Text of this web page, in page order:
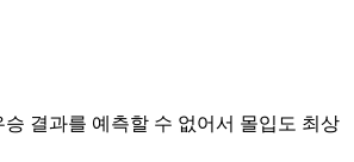
결과를 예측할 수 없어서 몰입도 최상